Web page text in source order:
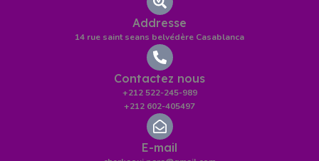
Addresse
14 rue saint seans belvédère Casablanca
Contactez nous
+212 522-245-989
+212 602-405497
E-mail